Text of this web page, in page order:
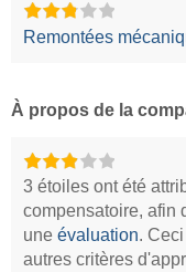
Remontées
À propos de la
3 étoiles ont été
compensatoire, afin
uneévaluation.
autres critères